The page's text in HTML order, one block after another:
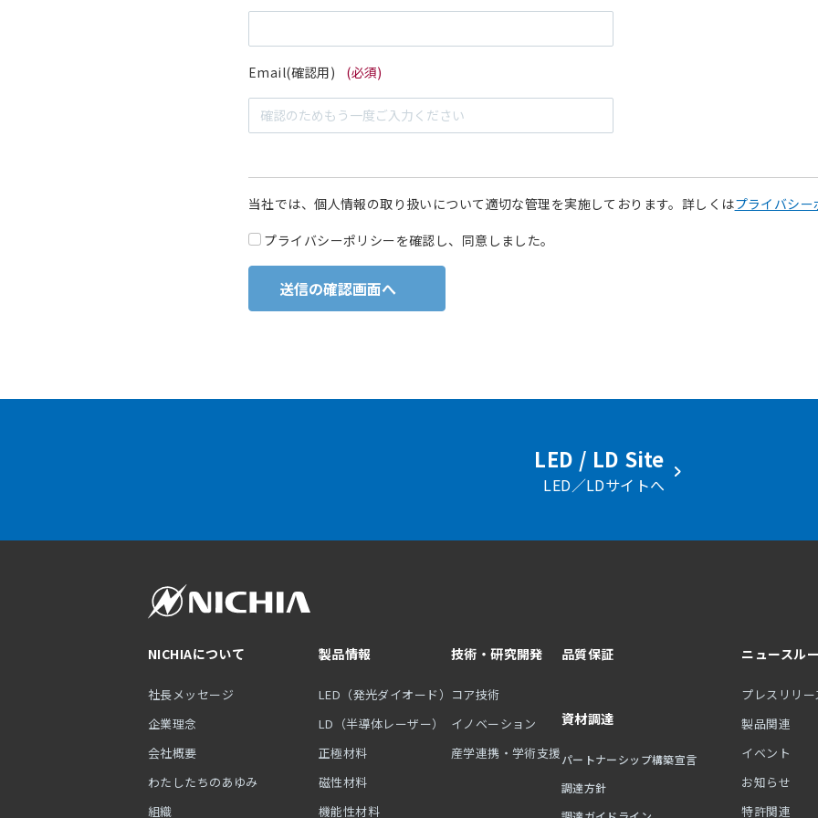
Email(確認用) (必須)
当社では、個人情報の取り扱いについて適切な管理を実施しております。詳しくはプライバシー
プライバシーポリシーを確認し、同意しました。
LED / LD Site
LED／LDサイトへ
NICHIAについて
社長メッセージ
企業理念
会社概要
わたしたちのあゆみ
組織
製品情報
LED（発光ダイオード）
LD（半導体レーザー）
正極材料
磁性材料
機能性材料
技術・研究開発
コア技術
イノベーション
産学連携・学術支援
品質保証
資材調達
パートナーシップ構築宣言
調達方針
ニュースル
プレスリリー
製品関連
イベント
お知らせ
特許関連